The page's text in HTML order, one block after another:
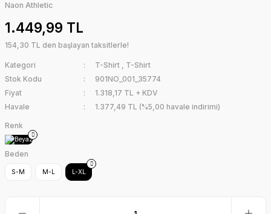
Naon Athletic
1.449,99 TL
154,30 TL den başlayan taksitlerle!
Kategori T-Shirt , T-Shirt
Stok Kodu
901NO_001_35774
Fiyat
1.318,17 TL + KDV
Havale
1.377,49 TL (%5,00 havale indirimi)
Renk
Beden
S-M M-L L-XL